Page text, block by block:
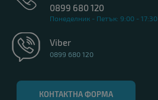
0899 680 120
Понеделник - Петък: 9:00 - 17:30
Viber
0899 680 120
КОНТАКТНА ФОРМА